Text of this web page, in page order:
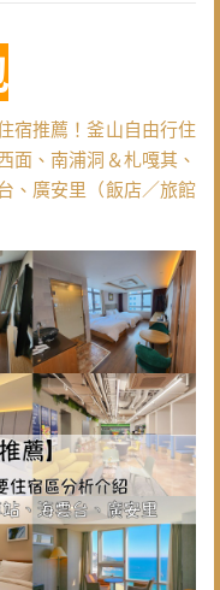
宿推薦！釜山自由行住
面、南浦洞＆札嘎其、
、廣安里（飯店／旅館